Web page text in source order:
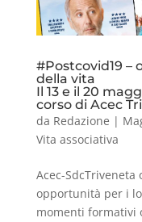
#Postcovid19
della vita
Il 13 e il 20
corso di Acec
da Redazione |
Vita associativa
Acec-SdcTriveneta
opportunità per i
momenti formativi